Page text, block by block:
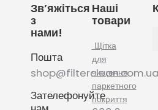
Зв’яжіться
з
нами!
Пошта
shop@filterclean.com.ua
Зателефонуйте
Наші
товари
Щітка
для
чищення
паркетного
покриття